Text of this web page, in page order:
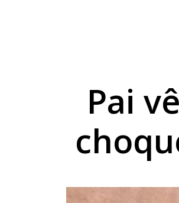
Pai